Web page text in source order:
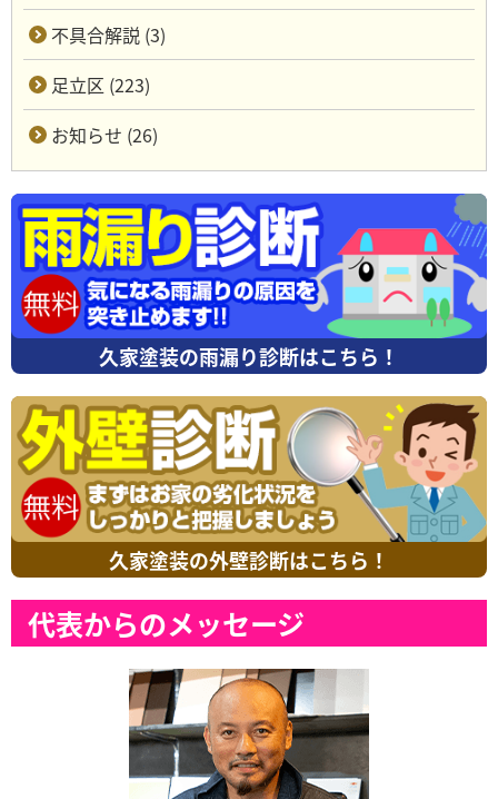
不具合解説 (3)
足立区 (223)
お知らせ (26)
久家塗装の雨漏り診断はこちら！
久家塗装の外壁診断はこちら！
代表からのメッセージ